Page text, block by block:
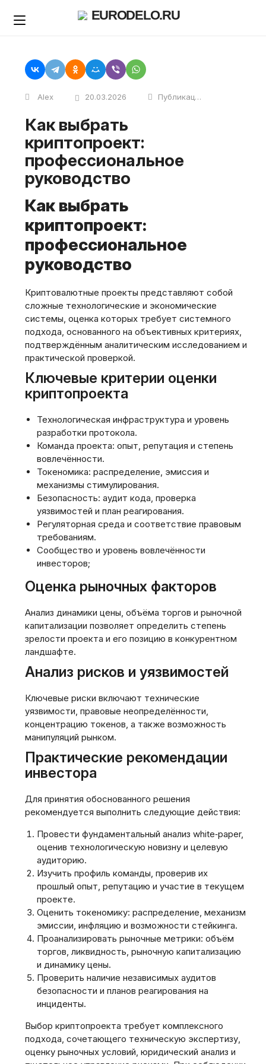
EURODELO.RU
Alex 20.03.2026 Публикации
Как выбрать
криптопроект:
профессиональное
руководство
Как выбрать
криптопроект:
профессиональное
руководство
Криптовалютные проекты представляют собой
сложные технологические и экономические
системы, оценка которых требует системного
подхода, основанного на объективных критериях,
подтверждённым аналитическим исследованием и
практической проверкой.
Ключевые критерии оценки
криптопроекта
Технологическая инфраструктура и уровень
разработки протокола.
Команда проекта: опыт, репутация и степень
вовлечённости.
Токеномика: распределение, эмиссия и
механизмы стимулирования.
Безопасность: аудит кода, проверка
уязвимостей и план реагирования.
Регуляторная среда и соответствие правовым
требованиям.
Сообщество и уровень вовлечённости
инвесторов;
Оценка рыночных факторов
Анализ динамики цены, объёма торгов и рыночной
капитализации позволяет определить степень
зрелости проекта и его позицию в конкурентном
ландшафте.
Анализ рисков и уязвимостей
Ключевые риски включают технические
уязвимости, правовые неопределённости,
концентрацию токенов, а также возможность
манипуляций рынком.
Практические рекомендации
инвестора
Для принятия обоснованного решения
рекомендуется выполнить следующие действия:
Провести фундаментальный анализ white‑paper,
оценив технологическую новизну и целевую
аудиторию.
Изучить профиль команды, проверив их
прошлый опыт, репутацию и участие в текущем
проекте.
Оценить токеномику: распределение, механизм
эмиссии, инфляцию и возможности стейкинга.
Проанализировать рыночные метрики: объём
торгов, ликвидность, рыночную капитализацию
и динамику цены.
Проверить наличие независимых аудитов
безопасности и планов реагирования на
инциденты.
Выбор криптопроекта требует комплексного
подхода, сочетающего техническую экспертизу,
оценку рыночных условий, юридический анализ и